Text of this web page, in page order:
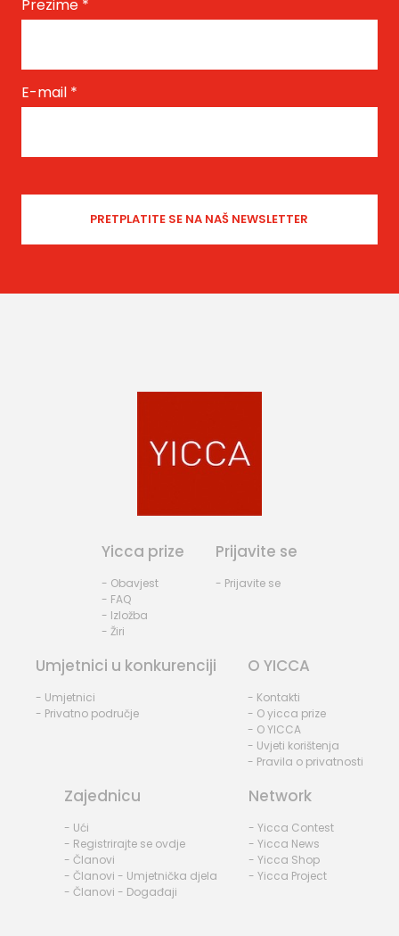
Prezime *
E-mail *
Yicca prize
- Obavjest
- FAQ
- Izložba
- Žiri
Prijavite se
- Prijavite se
Umjetnici u konkurenciji
- Umjetnici
- Privatno područje
O YICCA
- Kontakti
- O yicca prize
- O YICCA
- Uvjeti korištenja
- Pravila o privatnosti
Zajednicu
- Ući
- Registrirajte se ovdje
- Članovi
- Članovi - Umjetnička djela
- Članovi - Događaji
Network
- Yicca Contest
- Yicca News
- Yicca Shop
- Yicca Project